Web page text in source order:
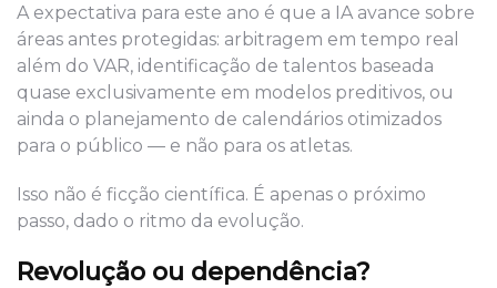
A expectativa para este ano é que a IA avance sobre
áreas antes protegidas: arbitragem em tempo real
além do VAR, identificação de talentos baseada
quase exclusivamente em modelos preditivos, ou
ainda o planejamento de calendários otimizados
para o público — e não para os atletas.
Isso não é ficção científica. É apenas o próximo
passo, dado o ritmo da evolução.
Revolução ou dependência?